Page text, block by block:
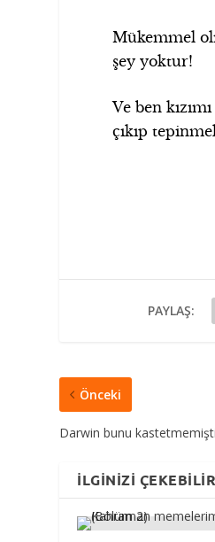
Mükemmel
şey yoktur!
Ve ben
çıkıp
PAYLAŞ:
Önceki
Darwin bunu
İLGINIZI ÇEKEBILIR